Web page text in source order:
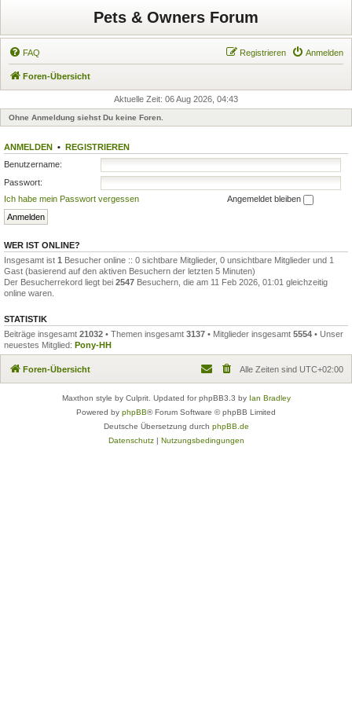
Pets & Owners Forum
FAQ Anmelden
Registrieren
Foren-Übersicht
Aktuelle Zeit: 06 Aug 2026, 04:43
Ohne Anmeldung siehst Du keine Foren.
ANMELDEN • REGISTRIEREN
Benutzername:
Passwort:
Ich habe mein Passwort vergessen
Angemeldet bleiben
WER IST ONLINE?
Insgesamt ist 1 Besucher online :: 0 sichtbare Mitglieder, 0 unsichtbare Mitglieder und 1
Gast (basierend auf den aktiven Besuchern der letzten 5 Minuten)
Der Besucherrekord liegt bei 2547 Besuchern, die am 11 Feb 2026, 01:01 gleichzeitig
online waren.
STATISTIK
Beiträge insgesamt 21032 • Themen insgesamt 3137 • Mitglieder insgesamt 5554 • Unser
neuestes Mitglied: Pony-HH
Foren-Übersicht Alle Zeiten sind UTC+02:00
Maxthon style by Culprit. Updated for phpBB3.3 by Ian Bradley
Powered by phpBB® Forum Software © phpBB Limited
Deutsche Übersetzung durch phpBB.de
Datenschutz| Nutzungsbedingungen